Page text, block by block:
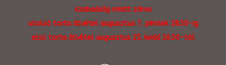
szabadság miatt zárva
utolsó torta átvétel augusztus 7. péntek 18:30-ig
első torta átvétel augusztus 25. kedd 16:30-tól